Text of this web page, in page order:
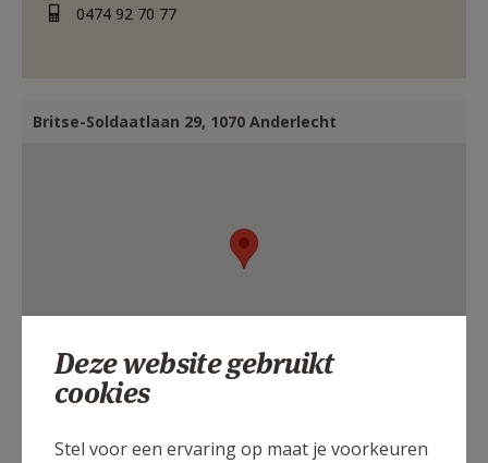
0474 92 70 77
Britse-Soldaatlaan 29, 1070 Anderlecht
Deze website gebruikt
cookies
Stel voor een ervaring op maat je voorkeuren